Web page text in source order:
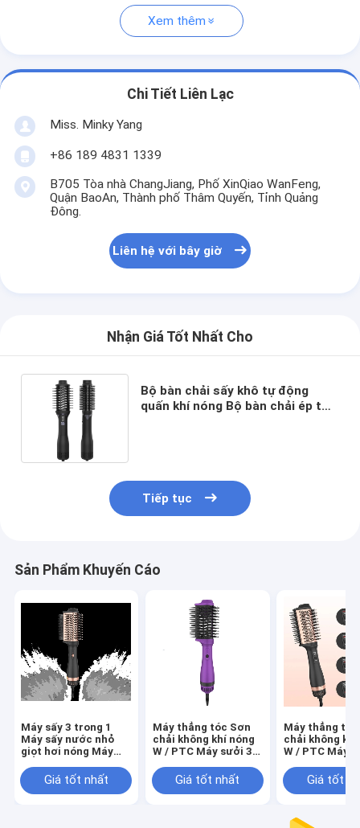
Xem thêm
Chi Tiết Liên Lạc
Miss. Minky Yang
+86 189 4831 1339
B705 Tòa nhà ChangJiang, Phố XinQiao WanFeng,
Quận BaoAn, Thành phố Thâm Quyến, Tỉnh Quảng
Đông.
Liên hệ với bây giờ
Nhận Giá Tốt Nhất Cho
Bộ bàn chải sấy khô tự động
quấn khí nóng Bộ bàn chải ép tóc
Tiếp tục
Sản Phẩm Khuyến Cáo
Máy sấy 3 trong 1
Máy sấy nước nhỏ
giọt hơi nóng Máy
nước nhỏ giọt cho
tất cả các loại tóc
Giá tốt nhất
Máy thẳng tóc Sơn
chải không khí nóng
W / PTC Máy sưởi 3
Sơn chải thẳng với 3
chế độ điều khiển
Giá tốt nhất
Máy thẳng
chải không khí
W / PTC Máy
Sơn chải
chế độ điều
Giá tốt